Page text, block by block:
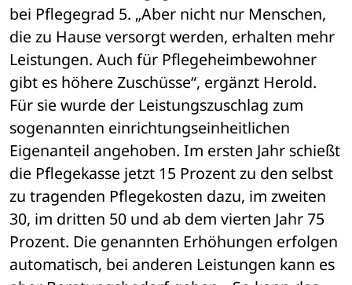
bei Pflegegrad 5. „Aber nicht nur Menschen,
die zu Hause versorgt werden, erhalten mehr
Leistungen. Auch für Pflegeheimbewohner
gibt es höhere Zuschüsse“, ergänzt Herold.
Für sie wurde der Leistungszuschlag zum
sogenannten einrichtungseinheitlichen
Eigenanteil angehoben. Im ersten Jahr schießt
die Pflegekasse jetzt 15 Prozent zu den selbst
zu tragenden Pflegekosten dazu, im zweiten
30, im dritten 50 und ab dem vierten Jahr 75
Prozent. Die genannten Erhöhungen erfolgen
automatisch, bei anderen Leistungen kann es